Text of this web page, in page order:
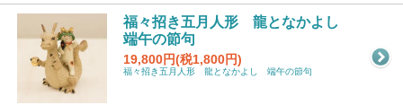
福々招き五月人形 龍となかよし
端午の節句
19,800円(税1,800円)
福々招き五月人形 龍となかよし 端午の節句